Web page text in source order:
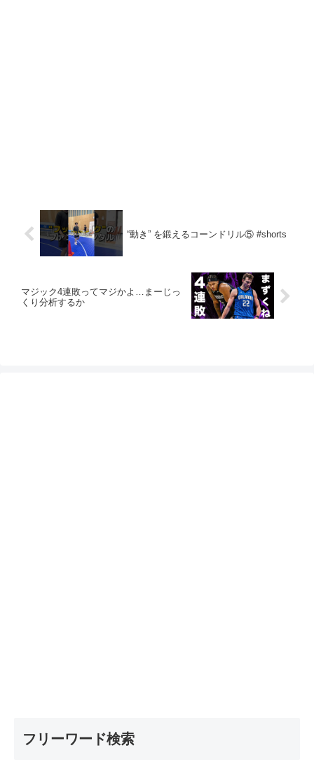
“動き” を鍛えるコーンドリル⑤ #shorts
マジック4連敗ってマジかよ…まーじっ
くり分析するか
フリーワード検索